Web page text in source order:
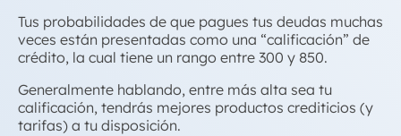
Tus probabilidades de que pagues tus deudas muchas
veces están presentadas como una “calificación” de
crédito, la cual tiene un rango entre 300 y 850.
Generalmente hablando, entre más alta sea tu
calificación, tendrás mejores productos crediticios (y
tarifas) a tu disposición.